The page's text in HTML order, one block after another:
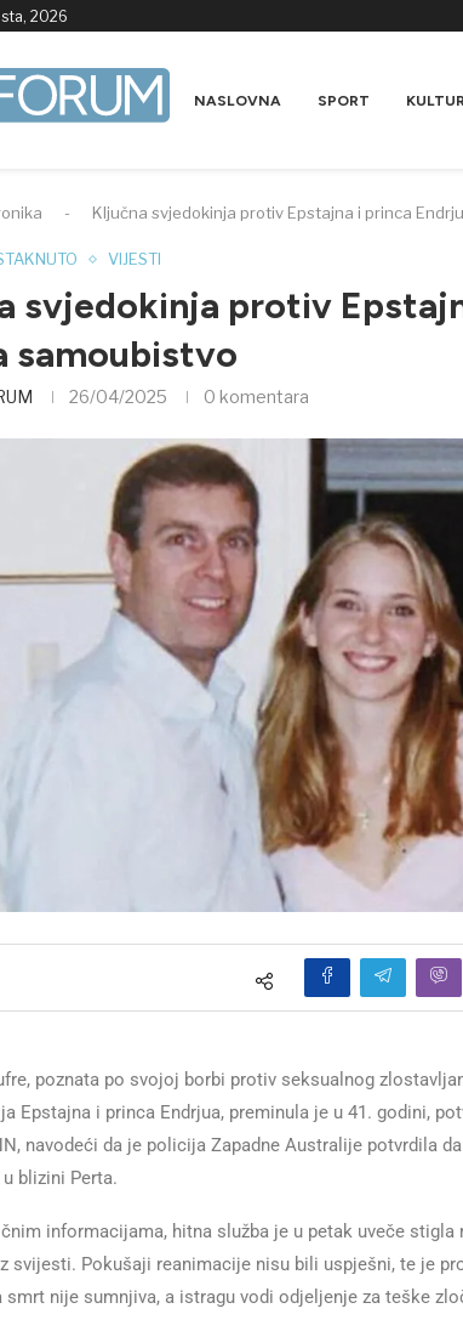
2026
NASLOVNA SPORT
- Ključna svjedokinja protiv Epstajna i princa
VIJESTI
svjedokinja protiv
samoubistvo
26/04/2025 0 komentara
poznata po svojoj borbi protiv seksualnog
Epstajna i princa Endrjua, preminula je u 41. godini,
navodeći da je policija Zapadne Australije potvrdila
blizini Perta.
informacijama, hitna služba je u petak uveče
svijesti. Pokušaji reanimacije nisu bili uspješni, te je
smrt nije sumnjiva, a istragu vodi odjeljenje za teške